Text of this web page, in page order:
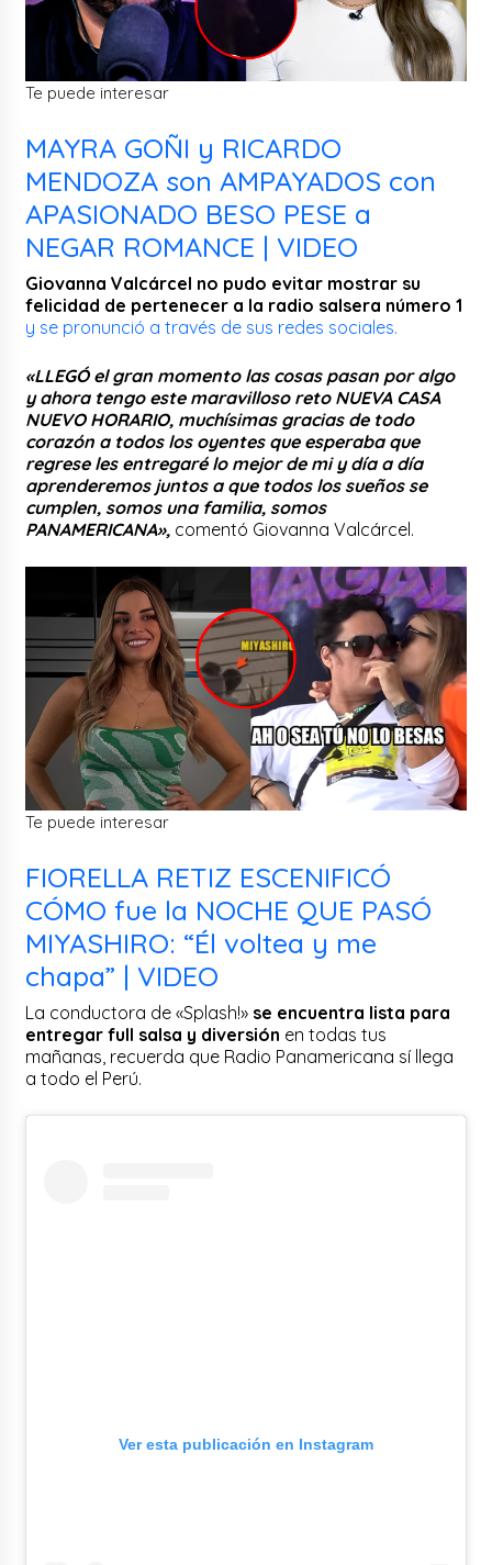
Te puede interesar
MAYRA GOÑI y RICARDO
MENDOZA son AMPAYADOS con
APASIONADO BESO PESE a
NEGAR ROMANCE | VIDEO
Giovanna Valcárcel no pudo evitar mostrar su
felicidad de pertenecer a la radio salsera número 1
y se pronunció a través de sus redes sociales.
«LLEGÓ el gran momento las cosas pasan por algo
y ahora tengo este maravilloso reto NUEVA CASA
NUEVO HORARIO, muchísimas gracias de todo
corazón a todos los oyentes que esperaba que
regrese les entregaré lo mejor de mi y día a día
aprenderemos juntos a que todos los sueños se
cumplen, somos una familia, somos
PANAMERICANA», comentó Giovanna Valcárcel.
Te puede interesar
FIORELLA RETIZ ESCENIFICÓ
CÓMO fue la NOCHE QUE PASÓ
MIYASHIRO: “Él voltea y me
chapa” | VIDEO
La conductora de «Splash!» se encuentra lista para
entregar full salsa y diversión en todas tus
mañanas, recuerda que Radio Panamericana sí llega
a todo el Perú.
Ver esta publicación en Instagram